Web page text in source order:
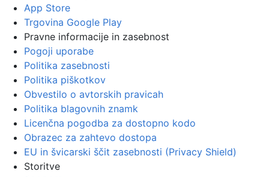
App Store
Trgovina Google Play
Pravne informacije in zasebnost
Pogoji uporabe
Politika zasebnosti
Politika piškotkov
Obvestilo o avtorskih pravicah
Politika blagovnih znamk
Licenčna pogodba za dostopno kodo
Obrazec za zahtevo dostopa
EU in švicarski ščit zasebnosti (Privacy Shield)
Storitve